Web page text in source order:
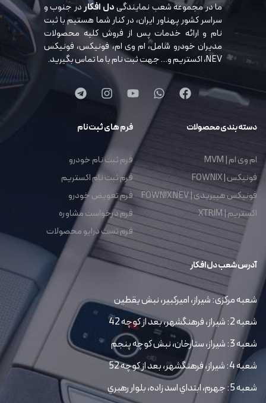
ما در مجموعه شعب نمایندگیدل افکاردر جنوب و
سراسر کشور پهناور ایران، در کنار شما هستیم با ثبت
نام و ارائه خدمات پس از فروش کلیه محصولات
مدیران خودرو شامل، ام وی ام، فونیکس، فونیکس
NEV، اکستریم و… جهت ثبت نام با ما تماس بگیرید.
دسته بندی محصولات
ام وی ام | MVM
فونیکس | FOWNIX
فونیکس هیبریدی | FOWNIX NEV
اکستریم | XTRIM
فرم های ثبت نام
فرم ثبت نام خودرو
فرم ثبت نام اکستریم
فرم تعویض خودرو
فرم درخواست مشاوره
فرم تست درایو محصولات
آدرس شعب دل افکار
شعبه مرکزی: شیراز، امیرکبیر، نبش یقطین
شعبه 2: شیراز، فرهنگشهر، بعد از کوچه 42
شعبه 3: شیراز، ستارخان، نبش کوچه پنجم
شعبه 4: شیراز، فرهنگشهر، بعد از کوچه 52
شعبه 5: جهرم، ابتداي اسد زاده، بلوار رهبري